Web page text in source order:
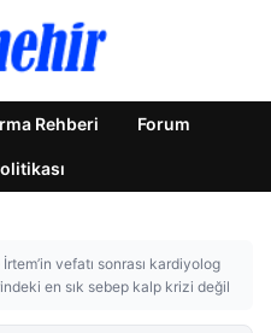
Rehberi Forum
İrtem’in vefatı sonrası kardiyolog
en sık sebep kalp krizi değil